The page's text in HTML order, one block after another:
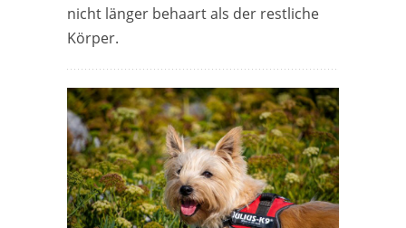
nicht länger behaart als der restliche
Körper.